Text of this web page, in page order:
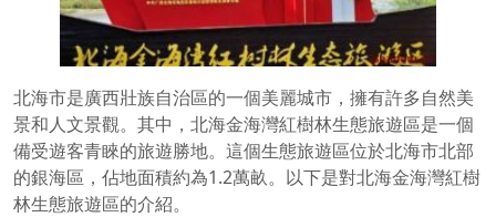
北海市是廣西壯族自治區的一個美麗城市，擁有許多自然美
景和人文景觀。其中，北海金海灣紅樹林生態旅遊區是一個
備受遊客青睞的旅遊勝地。這個生態旅遊區位於北海市北部
的銀海區，佔地面積約為1.2萬畝。以下是對北海金海灣紅樹
林生態旅遊區的介紹。